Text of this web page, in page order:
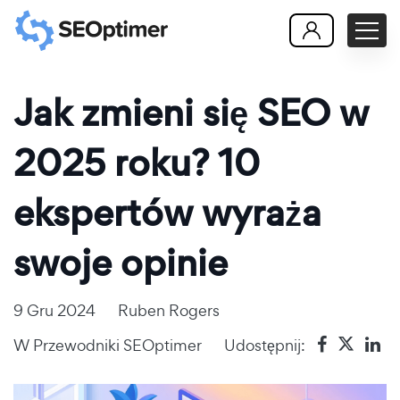
Jak zmieni się SEO w
2025 roku? 10
ekspertów wyraża
swoje opinie
9 Gru 2024
Ruben Rogers
W Przewodniki SEOptimer Udostępnij: